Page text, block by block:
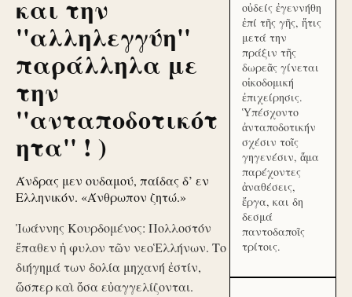
και την
''αλληλεγγύη''
παράλληλα με
την
''ανταποδοτικότ
ητα'' ! )
Άνδρας μεν ουδαμού, παίδας δ’ εν
Ελληνικόν. «Άνθρωπον ζητώ.»
Ἰωάννης Κουρδομένος: Πολλοστόν
ἔπαθεν ἡ φυλον τῶν νεοἙλλήνων. Το
διήγημά των δολία μηχανή ἐστίν,
ὥσπερ καὶ ὅσα εὐαγγελίζονται.
οὐδείς ἐγεννήθη
ἐπί τῆς γῆς, ἥτις
μετά την
πράξιν τῆς
δωρεᾶς γίνεται
οἰκοδομική
ἐπιχείρησις.
Ὑπέσχοντο
ἀνταποδοτικήν
σχέσιν τοῖς
γηγενέσιν, ἅμα
παρέχοντες
ἀναθέσεις,
ἔργα, και δη
δεσμά
παντοδαποῖς
τρίτοις.